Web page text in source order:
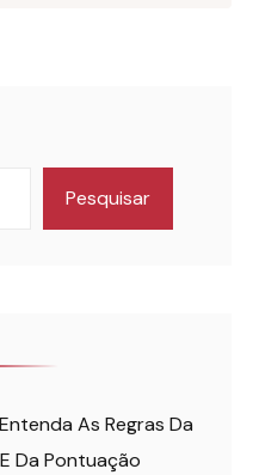
Pesquisar
As Regras Da
Da Pontuação